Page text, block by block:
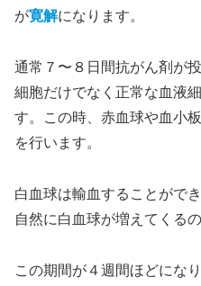
が寛解になります。
通常７〜８日間抗がん剤が
細胞だけでなく正常な血液
す。この時、赤血球や血小
を行います。
白血球は輸血することがで
自然に白血球が増えてくる
この期間が４週間ほどになり